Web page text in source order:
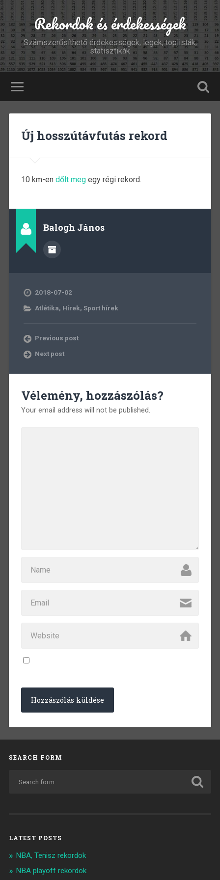
Rekordok és érdekességek
Számszerűsíthető érdekességek, legek, toplisták,
statisztikák
Új hosszútávfutás rekord
10 km-en dőlt megegy régi rekord.
Balogh János
2018-07-02
Atlétika, Hírek, Sport hírek
Previous post
Next post
Vélemény, hozzászólás?
Your email address will not be published.
SEARCH FORM
LATEST POSTS
NBA, Tenisz rekordok
NBA playoff rekordok